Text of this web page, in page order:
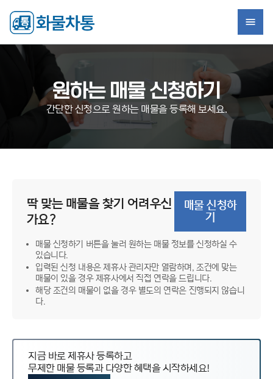
원하는 매물 신청하기
간단한 신청으로 원하는 매물을 등록해 보세요.
딱 맞는 매물을 찾기 어려우신
가요?
매물 신청하
기
매물 신청하기 버튼을 눌러 원하는 매물 정보를 신청하실 수
있습니다.
입력된 신청 내용은 제휴사 관리자만 열람하며, 조건에 맞는
매물이 있을 경우 제휴사에서 직접 연락을 드립니다.
해당 조건의 매물이 없을 경우 별도의 연락은 진행되지 않습니
다.
지금 바로 제휴사 등록하고
무제한 매물 등록과 다양한 혜택을 시작하세요!